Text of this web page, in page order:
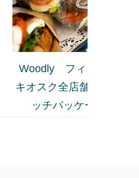
Woodly フィンランド
キオスク全店舗のサンド
ッチパッケージに採用